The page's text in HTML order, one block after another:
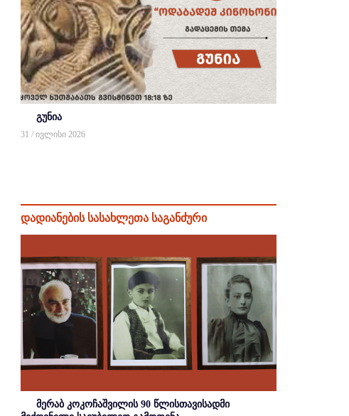
გუნია
31 / ივლისი 2026
დადიანების სასახლეთა საგანძური
მერაბ კოკოჩაშვილის 90 წლისთავისადმი